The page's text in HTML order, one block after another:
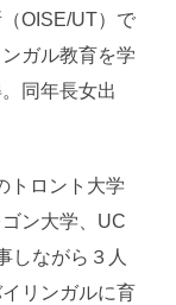
OISE/UT）で
ガル教育を学
同年長女出
トロント大学
ン大学、UC
しながら３人
リンガルに育